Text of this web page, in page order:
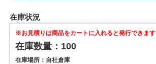
在庫状況
※お見積りは商品をカートに入れると発行できます
在庫数量：100
在庫場所：自社倉庫